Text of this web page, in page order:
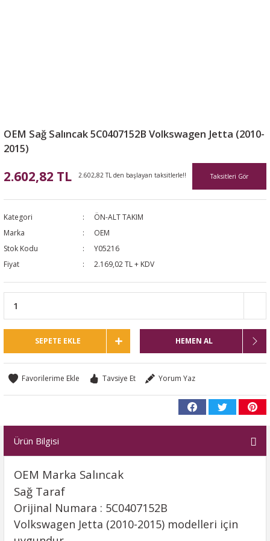
OEM Sağ Salıncak 5C0407152B Volkswagen Jetta (2010-
2015)
2.602,82 TL 2.602,82 TL den başlayan taksitlerle!! Taksitleri Gör
Kategori
ÖN-ALT TAKIM
Marka
OEM
Stok Kodu
Y05216
Fiyat
2.169,02 TL + KDV
SEPETE EKLE HEMEN AL
Tavsiye Et Yorum Yaz
Ürün Bilgisi
OEM Marka Salıncak
Sağ Taraf
Orijinal Numara : 5C0407152B
Volkswagen Jetta (2010-2015) modelleri için